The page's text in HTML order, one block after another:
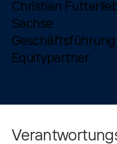
Christian
Sachse
Geschäftsführung
Equitypartner